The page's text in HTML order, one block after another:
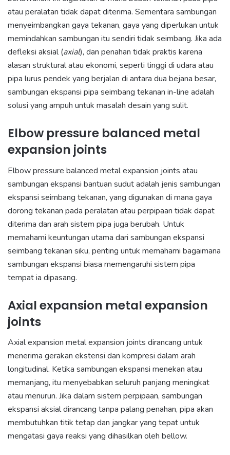
atau peralatan tidak dapat diterima. Sementara sambungan
menyeimbangkan gaya tekanan, gaya yang diperlukan untuk
memindahkan sambungan itu sendiri tidak seimbang. Jika ada
defleksi aksial (axial), dan penahan tidak praktis karena
alasan struktural atau ekonomi, seperti tinggi di udara atau
pipa lurus pendek yang berjalan di antara dua bejana besar,
sambungan ekspansi pipa seimbang tekanan in-line adalah
solusi yang ampuh untuk masalah desain yang sulit.
Elbow pressure balanced metal
expansion joints
Elbow pressure balanced metal expansion joints atau
sambungan ekspansi bantuan sudut adalah jenis sambungan
ekspansi seimbang tekanan, yang digunakan di mana gaya
dorong tekanan pada peralatan atau perpipaan tidak dapat
diterima dan arah sistem pipa juga berubah. Untuk
memahami keuntungan utama dari sambungan ekspansi
seimbang tekanan siku, penting untuk memahami bagaimana
sambungan ekspansi biasa memengaruhi sistem pipa
tempat ia dipasang.
Axial expansion metal expansion
joints
Axial expansion metal expansion joints dirancang untuk
menerima gerakan ekstensi dan kompresi dalam arah
longitudinal. Ketika sambungan ekspansi menekan atau
memanjang, itu menyebabkan seluruh panjang meningkat
atau menurun. Jika dalam sistem perpipaan, sambungan
ekspansi aksial dirancang tanpa palang penahan, pipa akan
membutuhkan titik tetap dan jangkar yang tepat untuk
mengatasi gaya reaksi yang dihasilkan oleh bellow.